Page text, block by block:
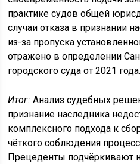
практике судов общей
случаи отказа в признании
из-за пропуска
отражено в определении
городского суда от 2021 года.
Итог: Анализ судебных
признание наследника
комплексного подхода к
чёткого соблюдения
Прецеденты подчёркивают